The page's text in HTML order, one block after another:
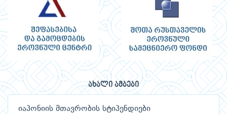
ახალი ამბები
იაპონიის მთავრობის სტიპენდიები